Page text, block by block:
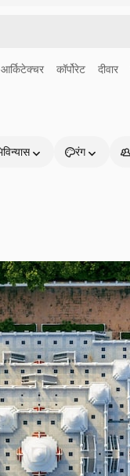
आर्किटेक्चर कॉर्पोरेट दीवार
रंग
प्रोडक्ट्स
Spaces
AI सहायक
एआई इमेज जेनरेटर
AI वीडियो जनरेटर
एआई वॉयस जनरेटर
स्टॉक सामग्री